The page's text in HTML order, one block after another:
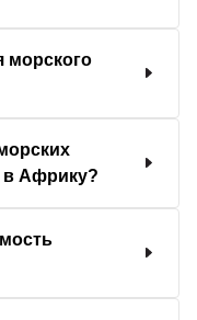
морского
в Африку?